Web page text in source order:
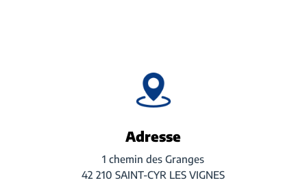
Adresse
1 chemin des Granges
42 210 SAINT-CYR LES VIGNES